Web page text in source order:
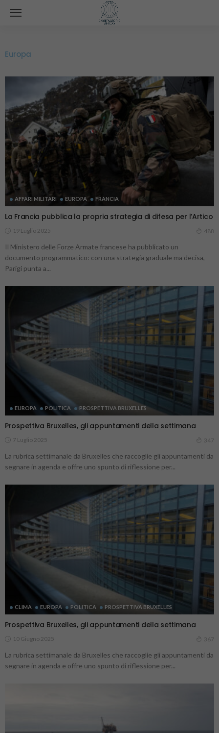
Europa
AFFARI MILITARI EUROPA FRANCIA
La Francia pubblica la propria strategia di difesa per l’Artico
19 Luglio 2025 488
Il Ministero delle Forze Armate francese ha pubblicato un
documento programmatico: con una strategia graduale ma decisa,
Parigi punta a...
EUROPA POLITICA PROSPETTIVA BRUXELLES
Prospettiva Bruxelles, gli appuntamenti della settimana
7 Luglio 2025 347
La rubrica settimanale da Bruxelles che raccoglie gli appuntamenti da
segnare in agenda e offre uno spunto di riflessione per...
CLIMA EUROPA POLITICA PROSPETTIVA BRUXELLES
Prospettiva Bruxelles, gli appuntamenti della settimana
10 Giugno 2025 367
La rubrica settimanale da Bruxelles che raccoglie gli appuntamenti da
segnare in agenda e offre uno spunto di riflessione per...